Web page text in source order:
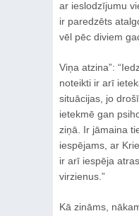
ar ieslodzījumu
ir paredzēts
vēl pēc diviem
Viņa atzina”:
noteikti ir arī
situācijas, jo
ietekmē gan
ziņā. Ir jāmaina
iespējams, ar
ir arī iespēja
virzienus.”
Kā zināms,